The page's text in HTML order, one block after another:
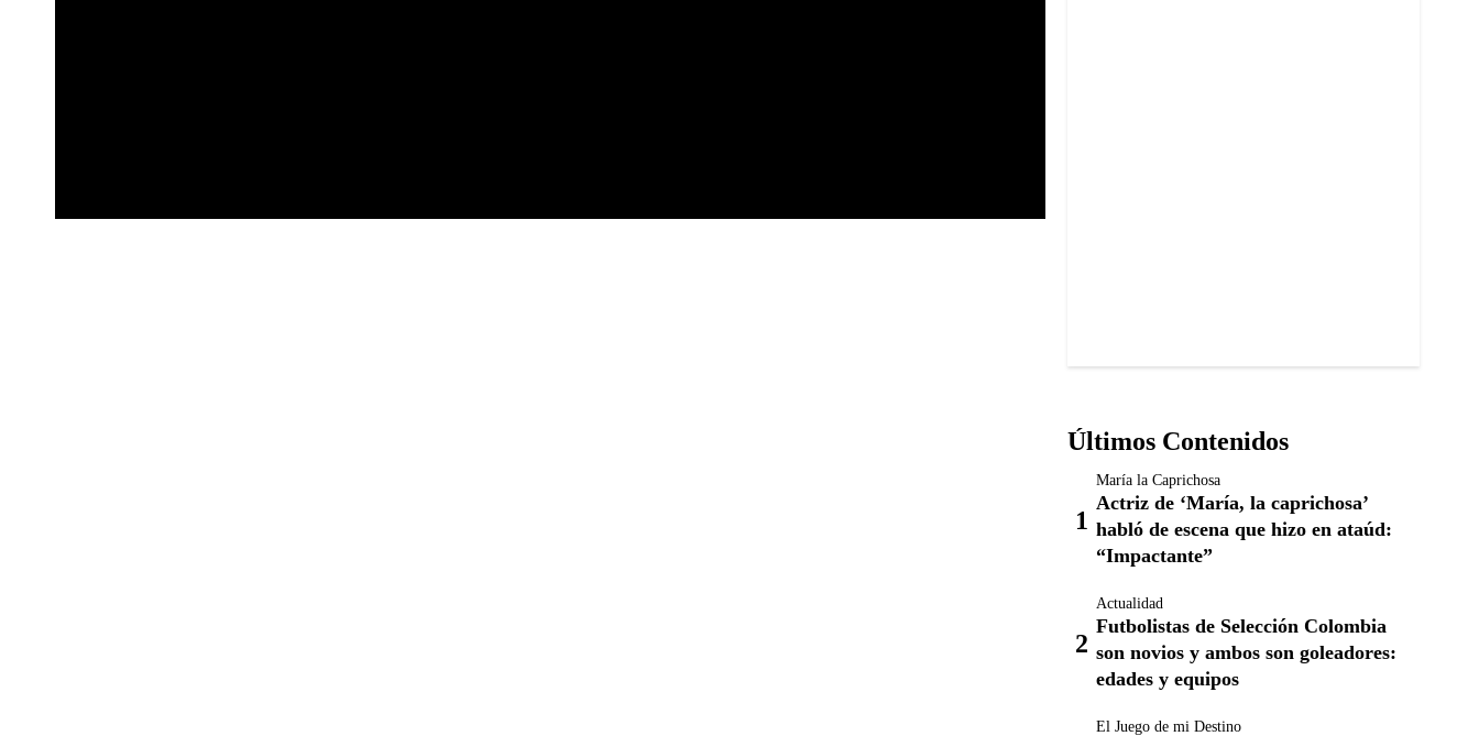
Últimos Contenidos
María la Caprichosa
Actriz de ‘María, la caprichosa’
habló de escena que hizo en ataúd:
“Impactante”
Actualidad
Futbolistas de Selección Colombia
son novios y ambos son goleadores:
edades y equipos
El Juego de mi Destino